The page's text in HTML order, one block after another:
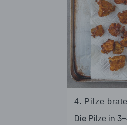
4. Pilze
Die Pilze in